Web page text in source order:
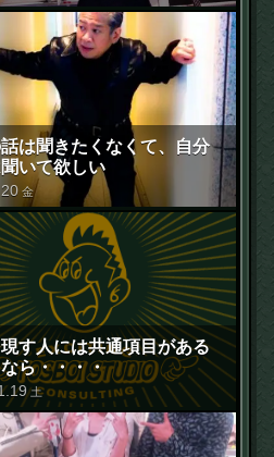
は聞きたくなくて、自分
いて欲しい
20 金
す人には共通項目がある
ら・・・・
.19 土